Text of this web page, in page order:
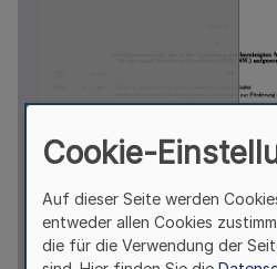
Cookie-
Auf dieser Seite werden
entweder allen Cookies
die für die Verwendung der